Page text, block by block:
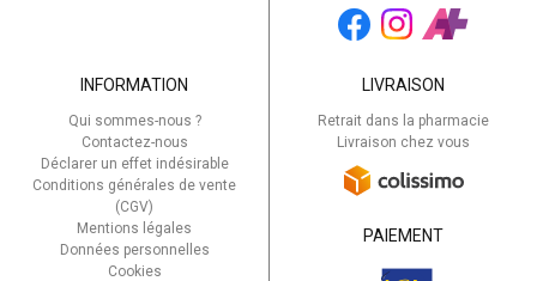
INFORMATION
Qui sommes-nous ?
Contactez-nous
Déclarer un effet indésirable
Conditions générales de vente
(CGV)
Mentions légales
Données personnelles
Cookies
LIVRAISON
Retrait dans la pharmacie
Livraison chez vous
PAIEMENT